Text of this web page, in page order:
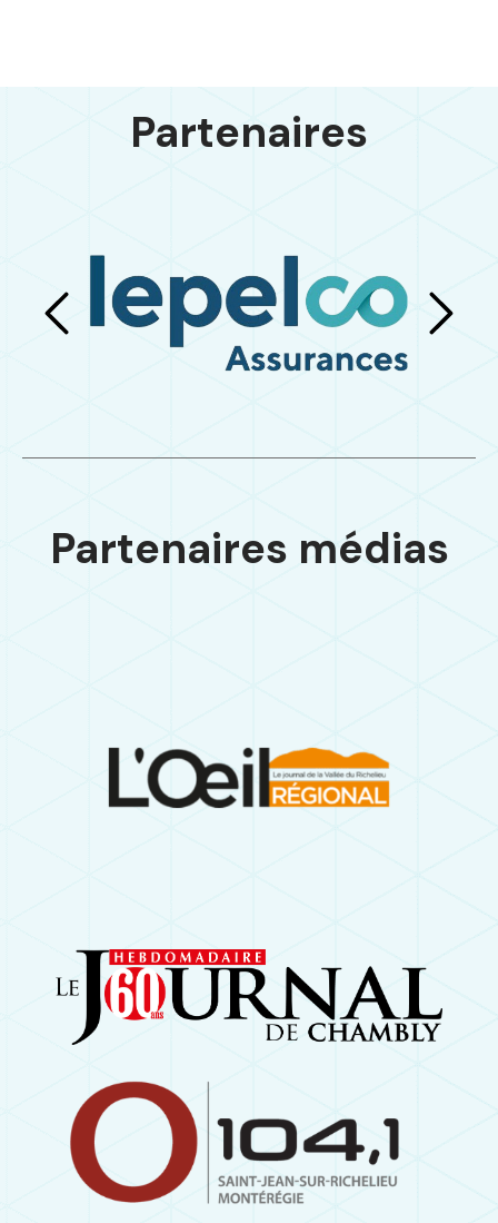
Partenaires
Partenaires médias